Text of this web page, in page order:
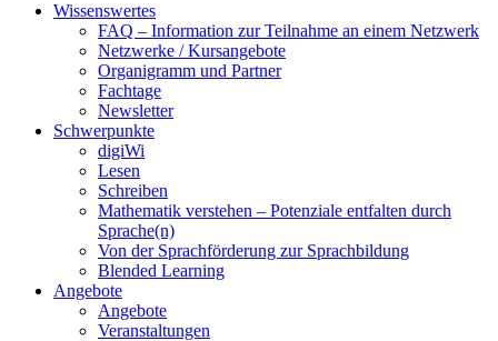
Wissenswertes
FAQ – Information zur Teilnahme an einem Netzwerk
Netzwerke / Kursangebote
Organigramm und Partner
Fachtage
Newsletter
Schwerpunkte
digiWi
Lesen
Schreiben
Mathematik verstehen – Potenziale entfalten durch
Sprache(n)
Von der Sprachförderung zur Sprachbildung
Blended Learning
Angebote
Angebote
Veranstaltungen